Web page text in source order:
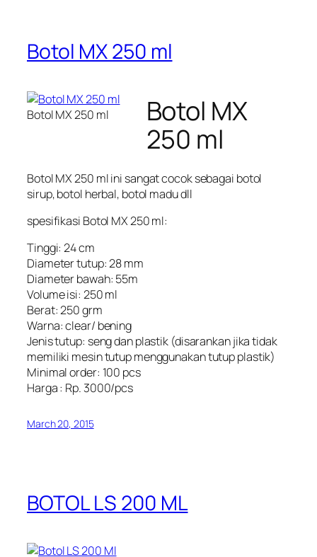
Botol MX 250 ml
Botol MX 250 ml
Botol MX
250 ml
Botol MX 250 ml ini sangat cocok sebagai botol
sirup, botol herbal, botol madu dll
spesifikasi Botol MX 250 ml:
Tinggi: 24 cm
Diameter tutup: 28 mm
Diameter bawah: 55m
Volume isi: 250 ml
Berat: 250 grm
Warna: clear/ bening
Jenis tutup: seng dan plastik (disarankan jika tidak
memiliki mesin tutup menggunakan tutup plastik)
Minimal order: 100 pcs
Harga : Rp. 3000/pcs
March 20, 2015
BOTOL LS 200 ML